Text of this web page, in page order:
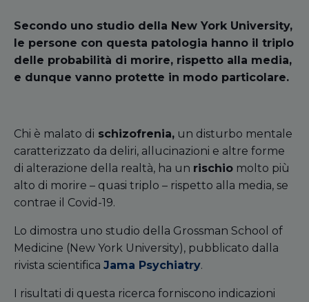
Secondo uno studio della New York University,
le persone con questa patologia hanno il triplo
delle probabilità di morire, rispetto alla media,
e dunque vanno protette in modo particolare.
Chi è malato di schizofrenia, un disturbo mentale
caratterizzato da deliri, allucinazioni e altre forme
di alterazione della realtà, ha un rischio molto più
alto di morire – quasi triplo – rispetto alla media, se
contrae il Covid-19.
Lo dimostra uno studio della Grossman School of
Medicine (New York University), pubblicato dalla
rivista scientifica Jama Psychiatry.
I risultati di questa ricerca forniscono indicazioni